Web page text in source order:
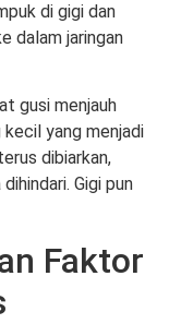
di gigi dan
dalam jaringan
gusi menjauh
yang menjadi
dibiarkan,
Gigi pun
Faktor